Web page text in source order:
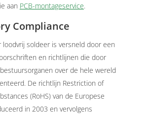
aan PCB-montageservice.
Compliance
loodvrij soldeer is versneld door een
en richtlijnen die door
over de hele wereld
De richtlijn Restriction of
(RoHS) van de Europese
in 2003 en vervolgens